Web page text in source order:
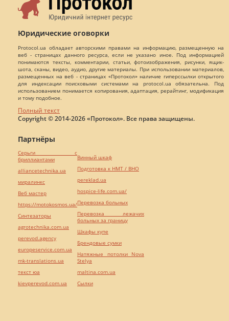
Юридические оговорки
Protocol.ua обладает авторскими правами на информацию, размещенную на
веб - страницах данного ресурса, если не указано иное. Под информацией
понимаются тексты, комментарии, статьи, фотоизображения, рисунки, ящик-
шота, сканы, видео, аудио, другие материалы. При использовании материалов,
размещенных на веб - страницах «Протокол» наличие гиперссылки открытого
для индексации поисковыми системами на protocol.ua обязательна. Под
использованием понимается копирования, адаптация, рерайтинг, модификация
и тому подобное.
Полный текст
Copyright © 2014-2026 «Протокол». Все права защищены.
Партнёры
Серьги с
бриллиантами
alliancetechnika.ua
миралинкс
Веб мастер
https://motokosmos.ua/
Синтезаторы
agrotechnika.com.ua
perevod.agency
europeservice.com.ua
mk-translations.ua
текст юа
kievperevod.com.ua
Винный шкаф
Подготовка к НМТ / ВНО
pereklad.ua
hospice-life.com.ua/
Перевозка больных
Перевозка лежачих
больных за границу
Шкафы купе
Брендовые сумки
Натяжные потолки Nova
Stelya
maltina.com.ua
Cылки